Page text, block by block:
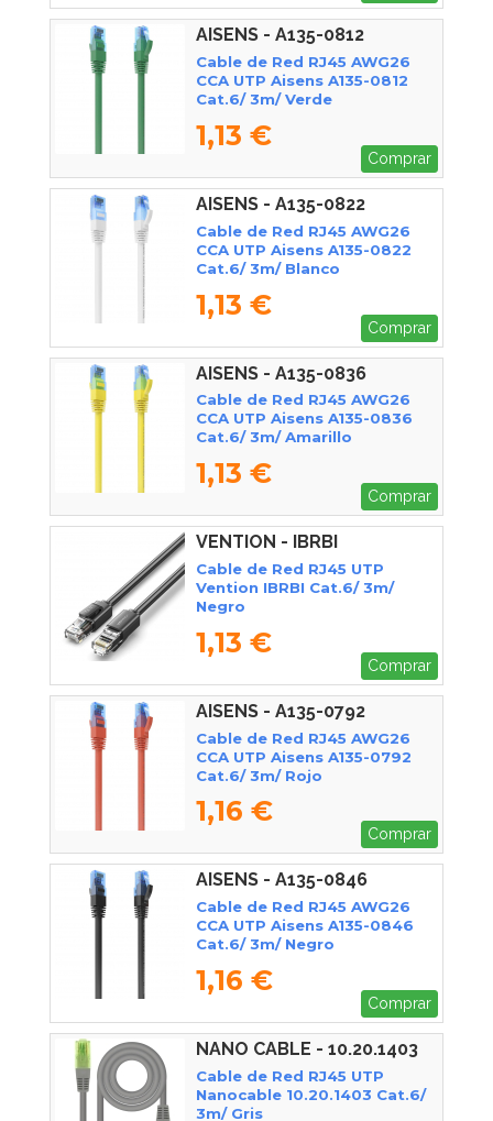
AISENS - A135-0812
Cable de Red RJ45 AWG26
CCA UTP Aisens A135-0812
Cat.6/ 3m/ Verde
1,13 €
Comprar
AISENS - A135-0822
Cable de Red RJ45 AWG26
CCA UTP Aisens A135-0822
Cat.6/ 3m/ Blanco
1,13 €
Comprar
AISENS - A135-0836
Cable de Red RJ45 AWG26
CCA UTP Aisens A135-0836
Cat.6/ 3m/ Amarillo
1,13 €
Comprar
VENTION - IBRBI
Cable de Red RJ45 UTP
Vention IBRBI Cat.6/ 3m/
Negro
1,13 €
Comprar
AISENS - A135-0792
Cable de Red RJ45 AWG26
CCA UTP Aisens A135-0792
Cat.6/ 3m/ Rojo
1,16 €
Comprar
AISENS - A135-0846
Cable de Red RJ45 AWG26
CCA UTP Aisens A135-0846
Cat.6/ 3m/ Negro
1,16 €
Comprar
NANO CABLE - 10.20.1403
Cable de Red RJ45 UTP
Nanocable 10.20.1403 Cat.6/
3m/ Gris